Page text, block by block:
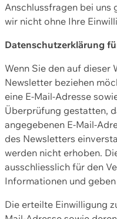
Anschlussfragen bei uns
wir nicht ohne Ihre
Datenschutzerklärung
Wenn Sie den auf dieser
Newsletter beziehen
eine E-Mail-Adresse
Überprüfung gestatten,
angegebenen E-Mail-
des Newsletters
werden nicht erhoben.
ausschliesslich für den
Informationen und
Die erteilte Einwilligung